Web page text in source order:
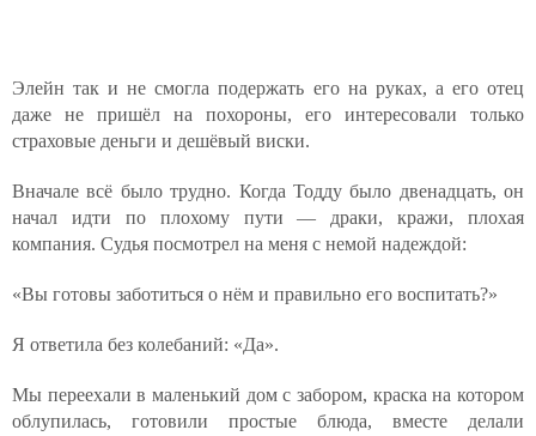
Элейн так и не смогла подержать его на руках, а его отец
даже не пришёл на похороны, его интересовали только
страховые деньги и дешёвый виски.
Вначале всё было трудно. Когда Тодду было двенадцать, он
начал идти по плохому пути — драки, кражи, плохая
компания. Судья посмотрел на меня с немой надеждой:
«Вы готовы заботиться о нём и правильно его воспитать?»
Я ответила без колебаний: «Да».
Мы переехали в маленький дом с забором, краска на котором
облупилась, готовили простые блюда, вместе делали